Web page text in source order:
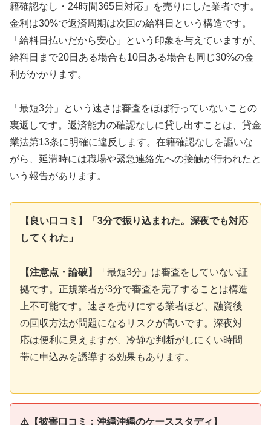
籍確認なし・24時間365日対応」を売りにした業者です。
金利は30%で返済周期は次回の給料日という構造です。
「給料日払いだから安心」という印象を与えていますが、
給料日まで20日ある場合も10日ある場合も同じ30%の金
利がかかります。
「最短3分」という速さは審査をほぼ行っていないことの
裏返しです。返済能力の確認なしに貸し出すことは、貸金
業法第13条に明確に違反します。在籍確認なしを謳いな
がら、延滞時には職場や緊急連絡先への接触が行われたと
いう報告があります。
【良い口コミ】「3分で振り込まれた。深夜でも対応
してくれた」
【注意点・論破】
「最短3分」は審査をしていない証
拠です。正規業者が3分で審査を完了することは構造
上不可能です。速さを売りにする業者ほど、融資後
の回収方法が問題になるリスクが高いです。深夜対
応は便利に見えますが、冷静な判断がしにくい時間
帯に申込みを誘導する効果もあります。
⚠️【被害口コミ：沖縄沖縄のケーススタディ】